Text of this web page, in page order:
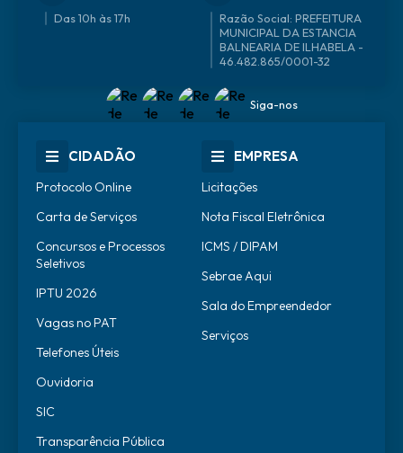
Das 10h às 17h
46.482.865/0001-32
Siga-nos
CIDADÃO
Protocolo Online
Carta de Serviços
Concursos e Processos
Seletivos
IPTU 2026
Vagas no PAT
Telefones Úteis
Ouvidoria
SIC
Transparência Pública
EMPRESA
Licitações
Nota Fiscal Eletrônica
ICMS / DIPAM
Sebrae Aqui
Sala do Empreendedor
Serviços